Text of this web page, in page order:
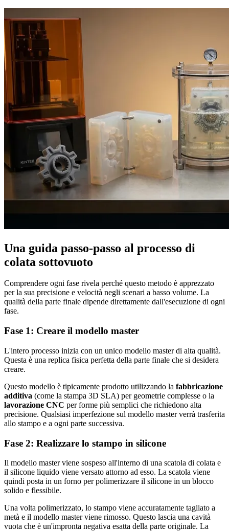
Una guida passo-passo al processo di
colata sottovuoto
Comprendere ogni fase rivela perché questo metodo è apprezzato
per la sua precisione e velocità negli scenari a basso volume. La
qualità della parte finale dipende direttamente dall'esecuzione di ogni
fase.
Fase 1: Creare il modello master
L'intero processo inizia con un unico modello master di alta qualità.
Questa è una replica fisica perfetta della parte finale che si desidera
creare.
Questo modello è tipicamente prodotto utilizzando la fabbricazione
additiva (come la stampa 3D SLA) per geometrie complesse o la
lavorazione CNC per forme più semplici che richiedono alta
precisione. Qualsiasi imperfezione sul modello master verrà trasferita
allo stampo e a ogni parte successiva.
Fase 2: Realizzare lo stampo in silicone
Il modello master viene sospeso all'interno di una scatola di colata e
il silicone liquido viene versato attorno ad esso. La scatola viene
quindi posta in un forno per polimerizzare il silicone in un blocco
solido e flessibile.
Una volta polimerizzato, lo stampo viene accuratamente tagliato a
metà e il modello master viene rimosso. Questo lascia una cavità
vuota che è un'impronta negativa esatta della parte originale. La